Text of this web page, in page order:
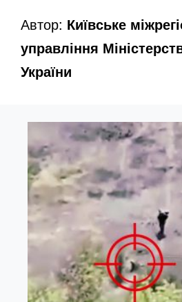
Автор: Київське
управління
України